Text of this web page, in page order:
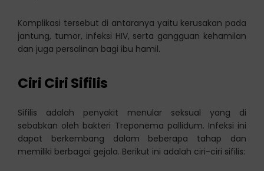
Komplikasi tersebut di antaranya yaitu kerusakan pada
jantung, tumor, infeksi HIV, serta gangguan kehamilan
dan juga persalinan bagi ibu hamil.
Ciri Ciri Sifilis
Sifilis adalah penyakit menular seksual yang di
sebabkan oleh bakteri Treponema pallidum. Infeksi ini
dapat berkembang dalam beberapa tahap dan
memiliki berbagai gejala. Berikut ini adalah ciri-ciri sifilis: